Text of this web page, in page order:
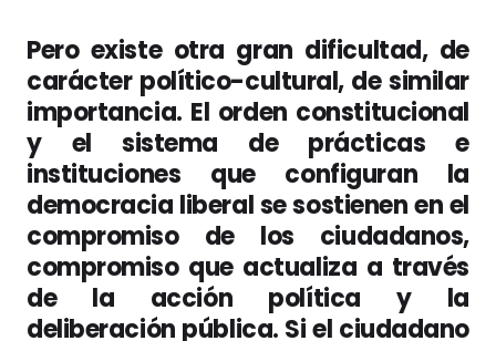
Pero existe otra gran dificultad, de
carácter político-cultural, de similar
importancia. El orden constitucional
y el sistema de prácticas e
instituciones que configuran la
democracia liberal se sostienen en el
compromiso de los ciudadanos,
compromiso que actualiza a través
de la acción política y la
deliberación pública. Si el ciudadano